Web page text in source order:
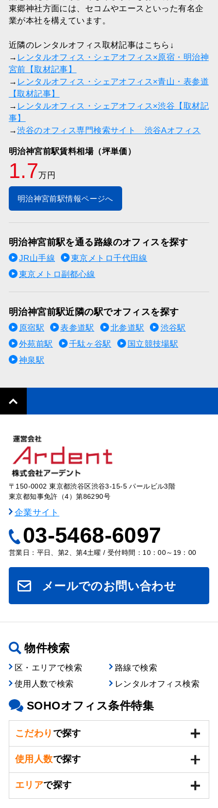
東郷神社方面には、セコムやエースといった有名企
業が本社を構えています。
近隣のレンタルオフィス取材記事はこちら↓
→ レンタルオフィス・シェアオフィス×原宿・明治神
宮前【取材記事】
→ レンタルオフィス・シェアオフィス×青山・表参道
【取材記事】
→ レンタルオフィス・シェアオフィス×渋谷【取材記
事】
→渋谷のオフィス専門検索サイト 渋谷Aオフィス
明治神宮前駅賃料相場（坪単価）
1.7万円
明治神宮前駅情報ページへ
明治神宮前駅を通る路線のオフィスを探す
JR山手線
東京メトロ千代田線
東京メトロ副都心線
明治神宮前駅近隣の駅でオフィスを探す
原宿駅 表参道駅 北参道駅
渋谷駅
外苑前駅
千駄ヶ谷駅
国立競技場駅
神泉駅
〒150-0002 東京都渋谷区渋谷3-15-5 パールビル3階
東京都知事免許（4）第86290号
企業サイト
03-5468-6097
営業日：平日、第2、第4土曜 / 受付時間：10：00～19：00
メールでのお問い合わせ
物件検索
区・エリアで検索
路線で検索
使用人数で検索
レンタルオフィス検索
SOHOオフィス条件特集
こだわり で探す
使用人数で探す
エリアで探す